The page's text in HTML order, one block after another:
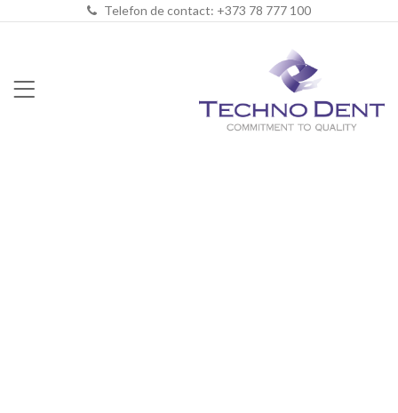
Telefon de contact: +373 78 777 100